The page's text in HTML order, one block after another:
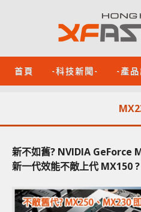
首頁 -科技新聞- -產
新不如舊? NVIDIA GeForce
新一代效能不敵上代 MX150 ?